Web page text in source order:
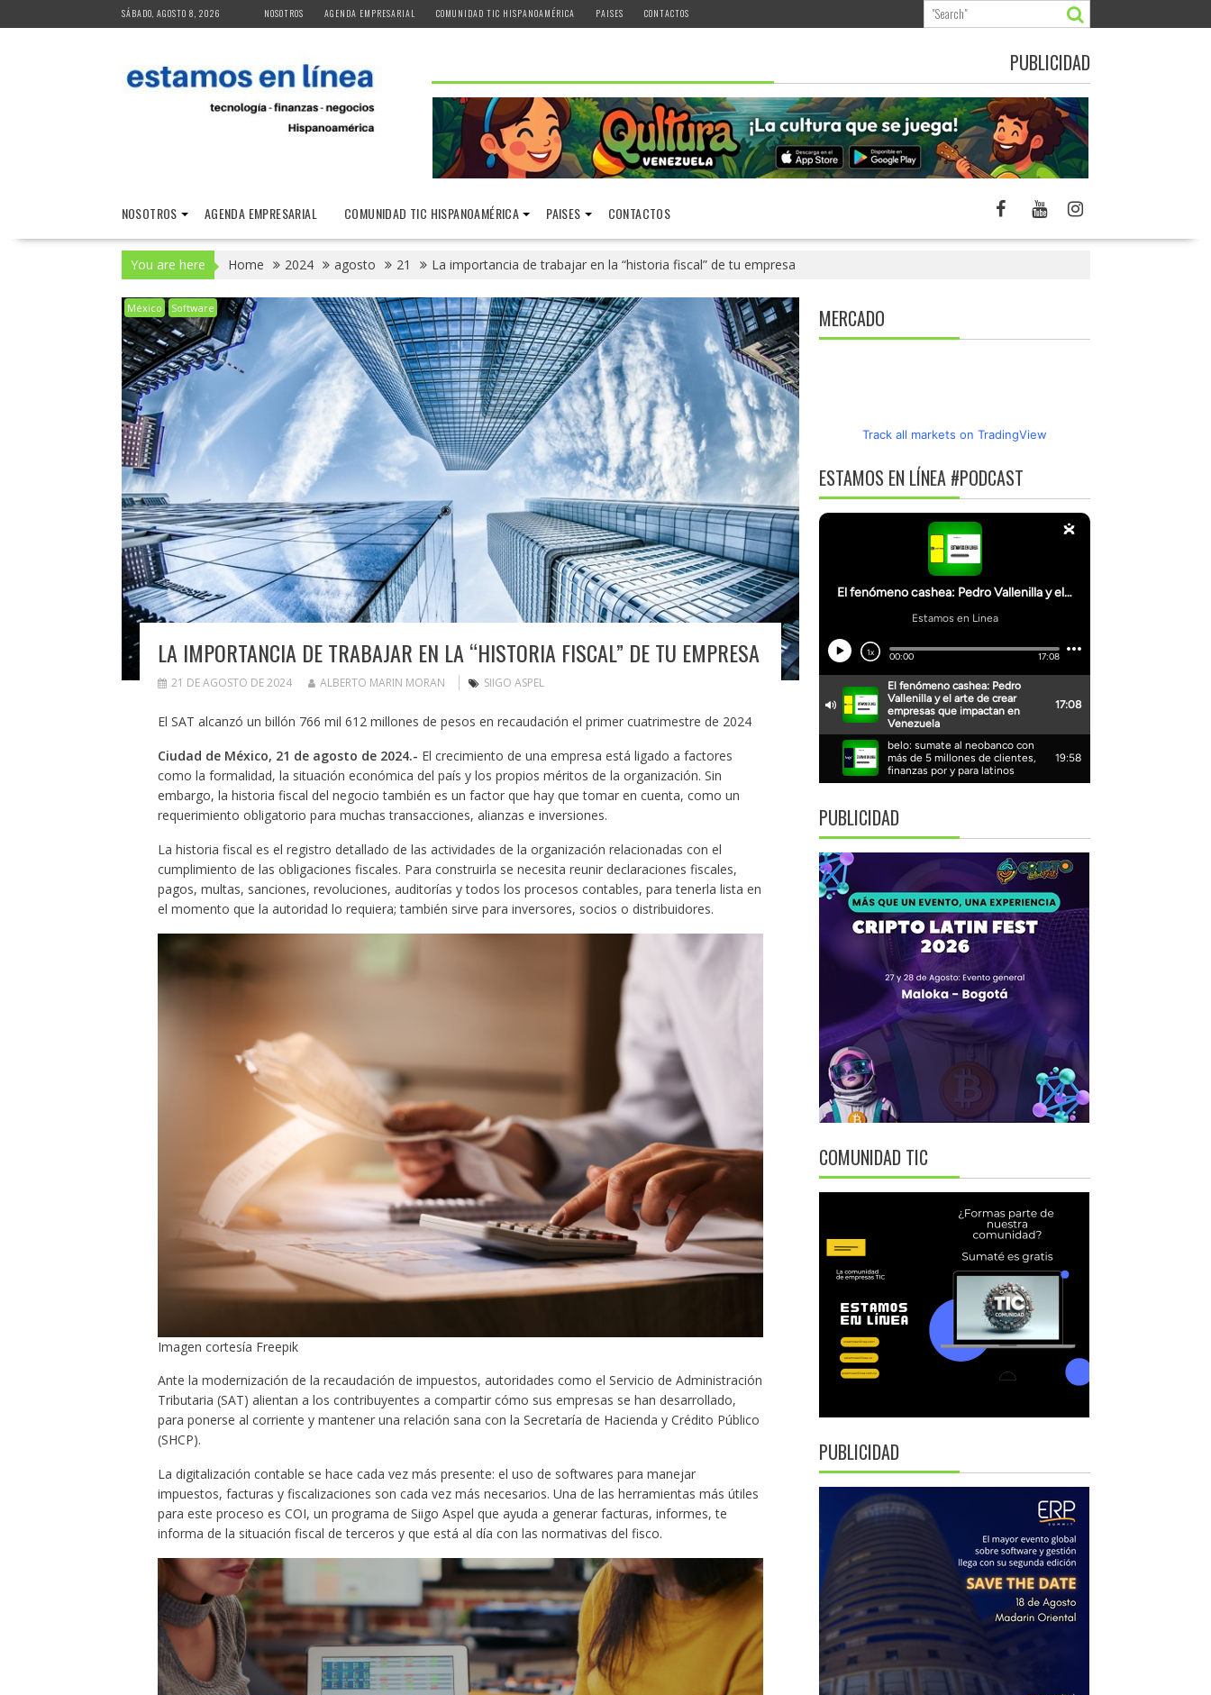
to
SÁBADO, AGOSTO 8, 2026 NOSOTROS AGENDA EMPRESARIAL COMUNIDAD TIC HISPANOAMÉRICA PAISES CONTACTOS
PUBLICIDAD
NOSOTROS AGENDA EMPRESARIAL COMUNIDAD TIC HISPANOAMÉRICA PAISES CONTACTOS
You are here Home 2024 agosto 21 La importancia de trabajar en la “historia fiscal” de tu empresa
México Software
LA IMPORTANCIA DE TRABAJAR EN LA “HISTORIA FISCAL” DE TU EMPRESA
21 DE AGOSTO DE 2024 ALBERTO MARIN MORAN SIIGO ASPEL
El SAT alcanzó un billón 766 mil 612 millones de pesos en recaudación el primer cuatrimestre de 2024
Ciudad de México, 21 de agosto de 2024.- El crecimiento de una empresa está ligado a factores
como la formalidad, la situación económica del país y los propios méritos de la organización. Sin
embargo, la historia fiscal del negocio también es un factor que hay que tomar en cuenta, como un
requerimiento obligatorio para muchas transacciones, alianzas e inversiones.
La historia fiscal es el registro detallado de las actividades de la organización relacionadas con el
cumplimiento de las obligaciones fiscales. Para construirla se necesita reunir declaraciones fiscales,
pagos, multas, sanciones, revoluciones, auditorías y todos los procesos contables, para tenerla lista en
el momento que la autoridad lo requiera; también sirve para inversores, socios o distribuidores. ​
Imagen cortesía Freepik
Ante la modernización de la recaudación de impuestos, autoridades como el Servicio de Administración
Tributaria (SAT) alientan a los contribuyentes a compartir cómo sus empresas se han desarrollado,
para ponerse al corriente y mantener una relación sana con la Secretaría de Hacienda y Crédito Público
(SHCP). ​ ​
La digitalización contable se hace cada vez más presente: el uso de softwares para manejar
impuestos, facturas y fiscalizaciones son cada vez más necesarios. Una de las herramientas más útiles
para este proceso es COI, un programa de Siigo Aspel que ayuda a generar facturas, informes, te
informa de la situación fiscal de terceros y que está al día con las normativas del fisco.
MERCADO
Track all markets on TradingView
ESTAMOS EN LÍNEA #PODCAST
PUBLICIDAD
COMUNIDAD TIC
PUBLICIDAD